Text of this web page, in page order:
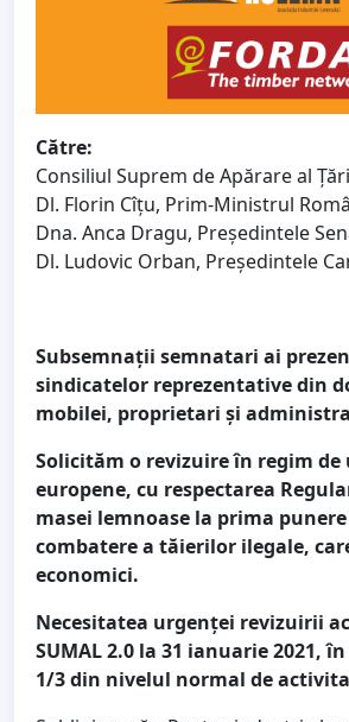
Către:
Consiliul Suprem de Apărare al
Dl. Florin Cîțu, Prim-Ministrul
Dna. Anca Dragu, Președintele
Dl. Ludovic Orban, Președintele
Subsemnații semnatari ai
sindicatelor reprezentative din
mobilei, proprietari și
Solicităm o revizuire în regim de
europene, cu respectarea
masei lemnoase la prima
combatere a tăierilor ilegale,
economici.
Necesitatea urgenței revizuirii
SUMAL 2.0 la 31 ianuarie
1/3 din nivelul normal de